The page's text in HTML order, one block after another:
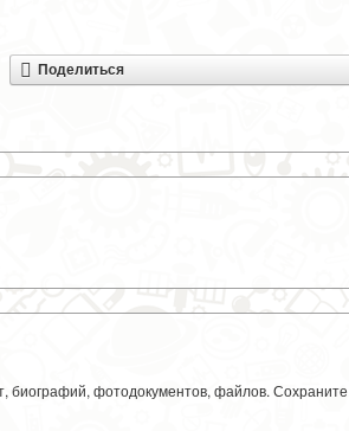
Поделиться
биографий, фотодокументов, файлов.